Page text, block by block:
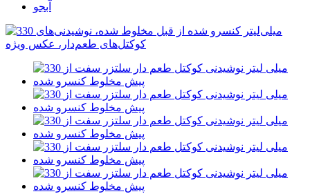
آبجو